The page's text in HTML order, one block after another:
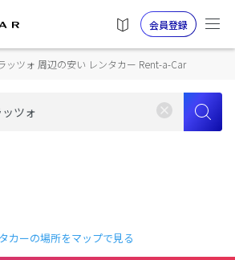
会員登録
ツォ 周辺の安い レンタカー Rent-a-Car
カーの場所をマップで見る